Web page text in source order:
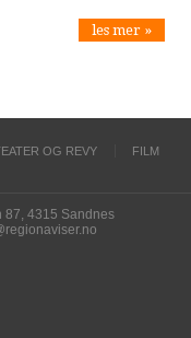
les mer »
OG REVY
FILM
87, 4315 Sandnes